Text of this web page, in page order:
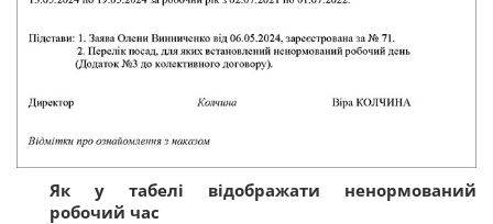
Як у табелі відображати ненормований
робочий час